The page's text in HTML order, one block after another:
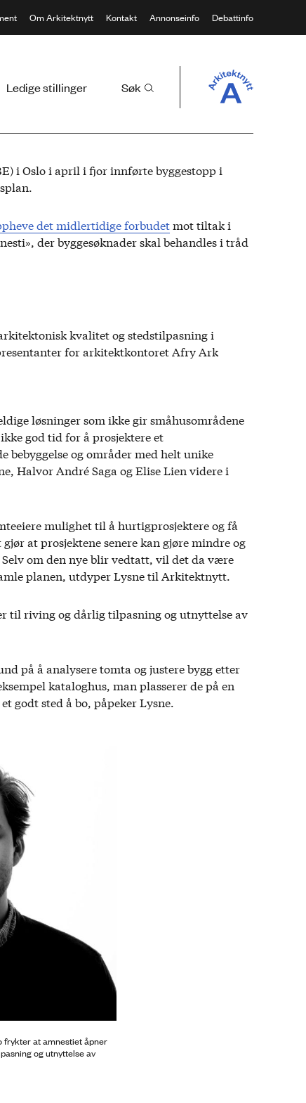
Om Arkitektnytt Kontakt Annonseinfo Debattinfo
Ledige stillinger Søk
i Oslo i april i fjor innførte byggestopp i
det midlertidige forbudetmot tiltak i
der byggesøknader skal behandles i tråd
kvalitet og stedstilpasning i
for arkitektkontoret Afry Ark
løsninger som ikke gir småhusområdene
god tid for å prosjektere et
og områder med helt unike
Halvor André Saga og Elise Lien videre i
mulighet til å hurtigprosjektere og få
at prosjektene senere kan gjøre mindre og
om den nye blir vedtatt, vil det da være
planen, utdyper Lysne til Arkitektnytt.
til riving og dårlig tilpasning og utnyttelse av
på å analysere tomta og justere bygg etter
kataloghus, man plasserer de på en
godt sted å bo, påpeker Lysne.
frykter at amnestiet åpner
og utnyttelse av